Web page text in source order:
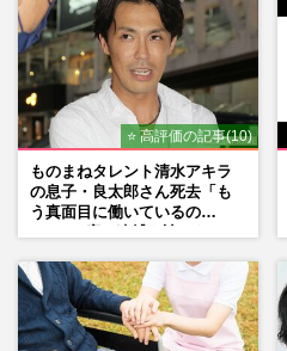
⭐ 高評価の記事(10)
ものまねタレント清水アキラ
の息子・良太郎さん死去「も
う真面目に働いているの